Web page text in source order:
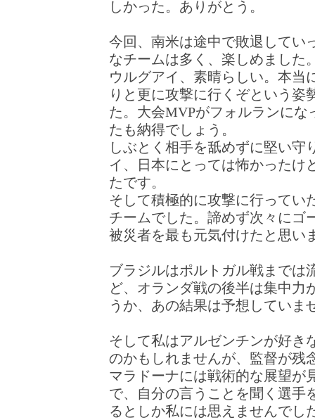
しかった。ありがとう。
今回、南米は途中で敗退してい
なチームは多く、楽しめました
ウルグアイ、素晴らしい。本当
りと更に攻撃に行くぞという姿
た。大会MVPがフォルランにな
たも納得でしょう。
しぶとく相手を舐めずに堅い守
イ、日本にとっては怖かったけ
たです。
そして積極的に攻撃に行ってい
チームでした。諦めず次々にゴ
被災者を最も元気付けたと思い
ブラジルはポルトガル戦までは
ど、オランダ戦の後半は集中力
うか、あの結果は予想していま
そして私はアルゼンチンが好き
のかもしれませんが、監督が残
マラドーナには戦術的な展望が
で、自分の言うことを聞く選手
るとしか私には思えませんでし